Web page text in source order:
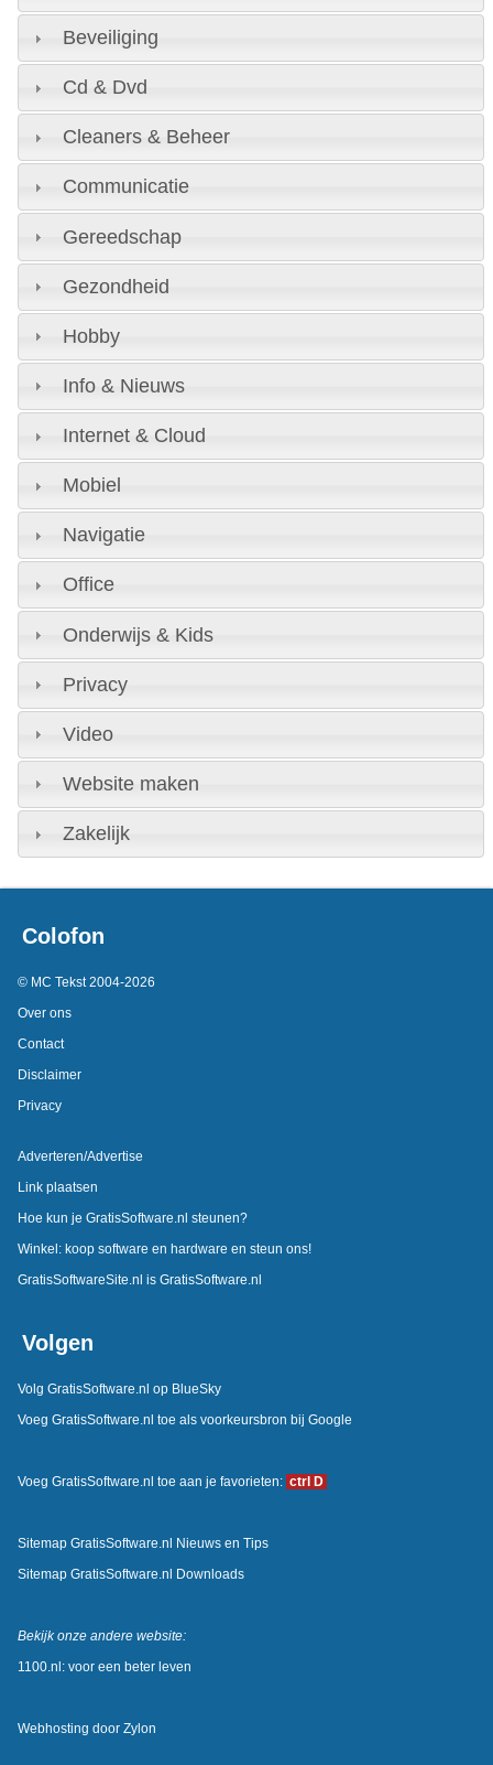
Beveiliging
Cd & Dvd
Cleaners & Beheer
Communicatie
Gereedschap
Gezondheid
Hobby
Info & Nieuws
Internet & Cloud
Mobiel
Navigatie
Office
Onderwijs & Kids
Privacy
Video
Website maken
Zakelijk
Colofon
© MC Tekst 2004-2026
Over ons
Contact
Disclaimer
Privacy
Adverteren/Advertise
Link plaatsen
Hoe kun je GratisSoftware.nl steunen?
Winkel: koop software en hardware en steun ons!
GratisSoftwareSite.nl is GratisSoftware.nl
Volgen
Volg GratisSoftware.nl op BlueSky
Voeg GratisSoftware.nl toe als voorkeursbron bij Google
Voeg GratisSoftware.nl toe aan je favorieten: ctrl D
Sitemap GratisSoftware.nl Nieuws en Tips
Sitemap GratisSoftware.nl Downloads
Bekijk onze andere website:
1100.nl: voor een beter leven
Webhosting door Zylon